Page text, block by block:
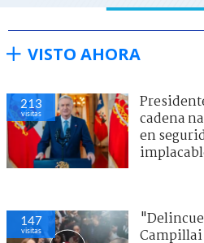
VISTO AHORA
213
visitas
cadena
en
147
visitas
Campillai